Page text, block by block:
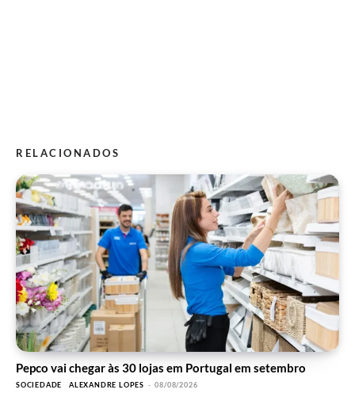
RELACIONADOS
Pepco vai chegar às 30 lojas em Portugal em setembro
SOCIEDADE ALEXANDRE LOPES - 08/08/2026